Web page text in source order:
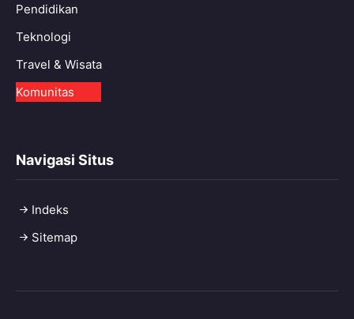
Pendidikan
Teknologi
Travel & Wisata
Komunitas
Navigasi Situs
Indeks
Sitemap